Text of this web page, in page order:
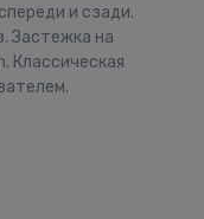
и сзади.
Застежка на
Классическая